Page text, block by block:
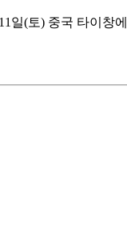
(토) 중국 타이창